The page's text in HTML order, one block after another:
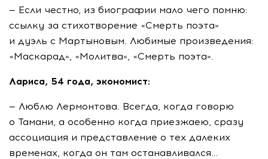
— Если честно, из биографии мало чего помню:
ссылку за стихотворение «Смерть поэта»
и дуэль с Мартыновым. Любимые произведения:
«Маскарад», «Молитва», «Смерть поэта».
Лариса, 54 года, экономист:
— Люблю Лермонтова. Всегда, когда говорю
о Тамани, а особенно когда приезжаею, сразу
ассоциация и представление о тех далеких
временах, когда он там останавливался...